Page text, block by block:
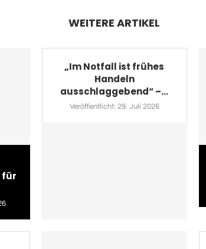
WEITERE ARTIKEL
für
„Im Notfall ist frühes
Handeln
ausschlaggebend“ –...
Veröffentlicht: 29. Juli 2026